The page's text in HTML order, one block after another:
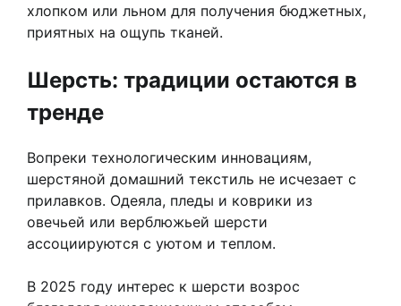
хлопком или льном для получения бюджетных,
приятных на ощупь тканей.
Шерсть: традиции остаются в
тренде
Вопреки технологическим инновациям,
шерстяной домашний текстиль не исчезает с
прилавков. Одеяла, пледы и коврики из
овечьей или верблюжьей шерсти
ассоциируются с уютом и теплом.
В 2025 году интерес к шерсти возрос